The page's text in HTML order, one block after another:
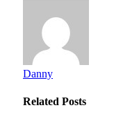
Danny
Related Posts